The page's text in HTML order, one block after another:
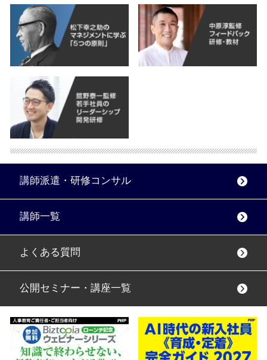
講師派遣・研修コンサル
講師一覧
よくある質問
公開セミナー・講座一覧